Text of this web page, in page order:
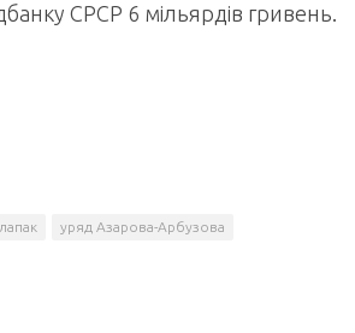
СРСР 6 мільярдів гривень.
уряд Азарова-Арбузова